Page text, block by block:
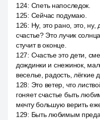
124: Спеть напоследок.
125: Сейчас подумаю.
126: Ну, это рано, это, ну,
счастье? Это лучик
стучит в оконце.
127: Счастье это дети,
дождинки и снежинок,
веселье, радость, лёгкие
128: Это ветер, что
гоняет счастье быть
мечту большую верить
129: Быть любимым